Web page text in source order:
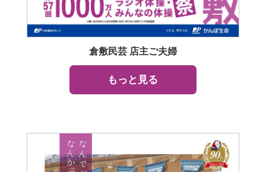
倉敷民芸 店主ご夫婦
もっと見る